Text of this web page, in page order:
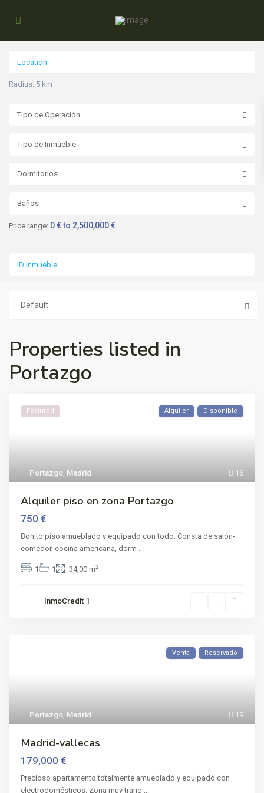
Radius: 5 km
Tipo de Operación
Tipo de Inmueble
Dormitorios
Baños
Price range: 0 € to 2,500,000 €
Default
Properties listed in
Portazgo
16
Portazgo, Madrid
Featured Alquiler Disponible
Alquiler piso en zona Portazgo
750 €
Bonito piso amueblado y equipado con todo. Consta de salón-
comedor, cocina americana, dorm ...
1 1 34,00 m2
InmoCredit 1
19
Portazgo, Madrid
Venta Reservado
Madrid-vallecas
179,000 €
Precioso apartamento totalmente amueblado y equipado con
electrodomésticos. Zona muy tranq ...